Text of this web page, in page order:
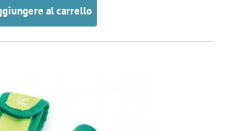
al carrello